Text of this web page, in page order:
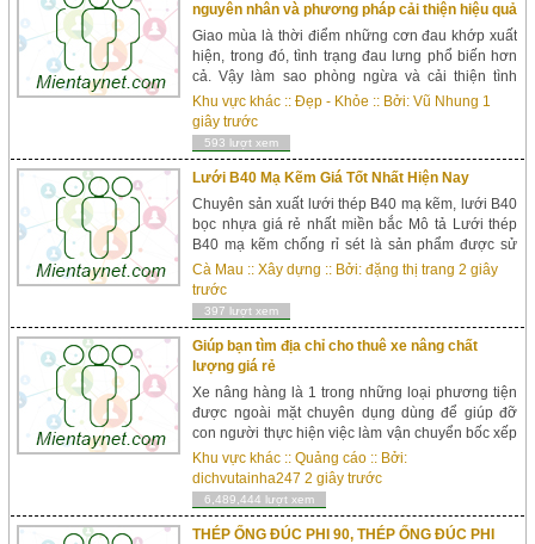
nguyên nhân và phương pháp cải thiện hiệu quả
Giao mùa là thời điểm những cơn đau khớp xuất
hiện, trong đó, tình trạng đau lưng phổ biến hơn
cả. Vậy làm sao phòng ngừa và cải thiện tình
trạng đau lưng khi giao mùa nhanh nhất? Nguyên
nhân đau lưng vào lúc giao m&ugra...
Khu vực khác ::Đẹp - Khỏe :: Bởi:Vũ Nhung 1
giây trước
593 lượt xem
Lưới B40 Mạ Kẽm Giá Tốt Nhất Hiện Nay
Chuyên sản xuất lưới thép B40 mạ kẽm, lưới B40
bọc nhựa giá rẻ nhất miền bắc Mô tả Lưới thép
B40 mạ kẽm chống rỉ sét là sản phẩm được sử
dụng rộng rãi trong đời sống con người. Lưới
thép B40 thường được dùng làm hàng rào nhà ở,
công trình, hàng rào san bóng, sân tennis… Nhờ
đặc điểm giá thành rẻ, bền theo thời gian, ...
Cà Mau ::Xây dựng :: Bởi:đặng thị trang2 giây
trước
397 lượt xem
Giúp bạn tìm địa chỉ cho thuê xe nâng chất
lượng giá rẻ
Xe nâng hàng là 1 trong những loại phương tiện
được ngoài mặt chuyên dụng dùng để giúp đỡ
con người thực hiện việc làm vận chuyển bốc xếp
hay nâng hạ hàng. Bạn đang có 1 kiện hàng rất
lớn cần xếp dỡ và không đủ nhân c&oc...
Khu vực khác ::Quảng cáo :: Bởi:
dichvutainha247 2 giây trước
6,489,444 lượt xem
THÉP ỐNG ĐÚC PHI 90, THÉP ỐNG ĐÚC PHI